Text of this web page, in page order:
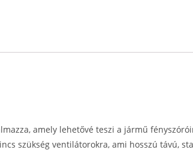
amely lehetővé teszi a jármű
szükség ventilátorokra, ami hosszú távú,